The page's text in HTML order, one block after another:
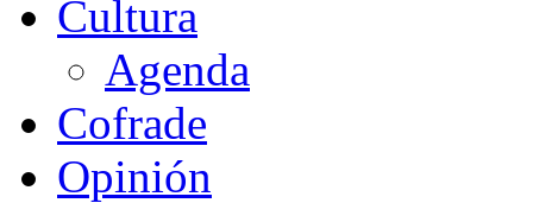
Cultura
Agenda
Cofrade
Opinión